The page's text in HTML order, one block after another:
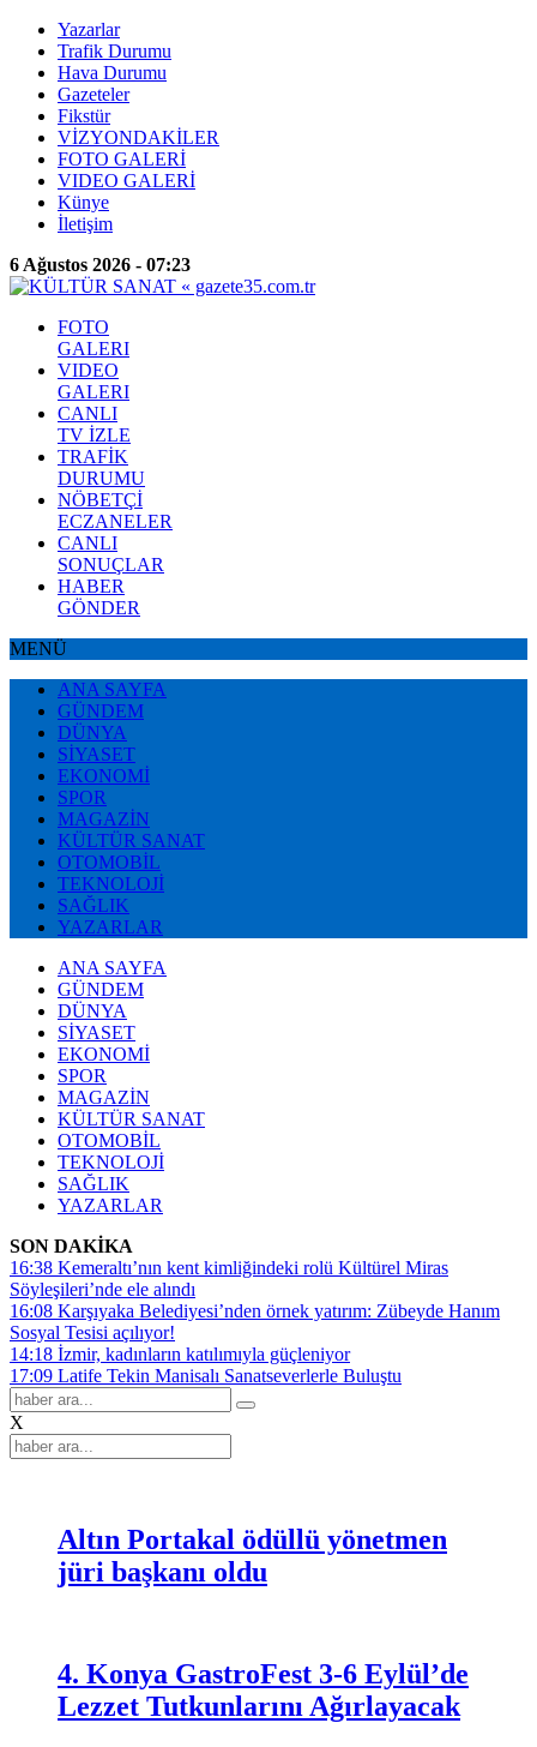
Yazarlar
Trafik Durumu
Hava Durumu
Gazeteler
Fikstür
VİZYONDAKİLER
FOTO GALERİ
VIDEO GALERİ
Künye
İletişim
6 Ağustos 2026 - 07:23
FOTO
GALERI
VIDEO
GALERI
CANLI
TV İZLE
TRAFİK
DURUMU
NÖBETÇİ
ECZANELER
CANLI
SONUÇLAR
HABER
GÖNDER
MENÜ
ANA SAYFA
GÜNDEM
DÜNYA
SİYASET
EKONOMİ
SPOR
MAGAZİN
KÜLTÜR SANAT
OTOMOBİL
TEKNOLOJİ
SAĞLIK
YAZARLAR
ANA SAYFA
GÜNDEM
DÜNYA
SİYASET
EKONOMİ
SPOR
MAGAZİN
KÜLTÜR SANAT
OTOMOBİL
TEKNOLOJİ
SAĞLIK
YAZARLAR
SON DAKİKA
16:38 Kemeraltı’nın kent kimliğindeki rolü Kültürel Miras
Söyleşileri’nde ele alındı
16:08 Karşıyaka Belediyesi’nden örnek yatırım: Zübeyde Hanım
Sosyal Tesisi açılıyor!
14:18 İzmir, kadınların katılımıyla güçleniyor
17:09 Latife Tekin Manisalı Sanatseverlerle Buluştu
X
Altın Portakal ödüllü yönetmen
jüri başkanı oldu
4. Konya GastroFest 3-6 Eylül’de
Lezzet Tutkunlarını Ağırlayacak